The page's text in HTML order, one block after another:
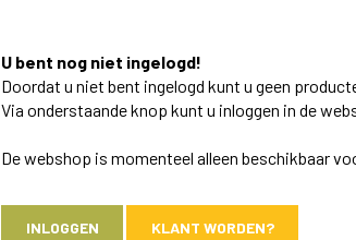
X 5 HYACINTHUS AQUA
Een prachtige helderblauwe
apr 25 cm
U bent nog niet ingelogd!
Doordat u niet bent ingelogd kunt u geen
Via onderstaande knop kunt u inloggen in de
De webshop is momenteel alleen beschikbaar
INLOGGEN KLANT WORDEN?